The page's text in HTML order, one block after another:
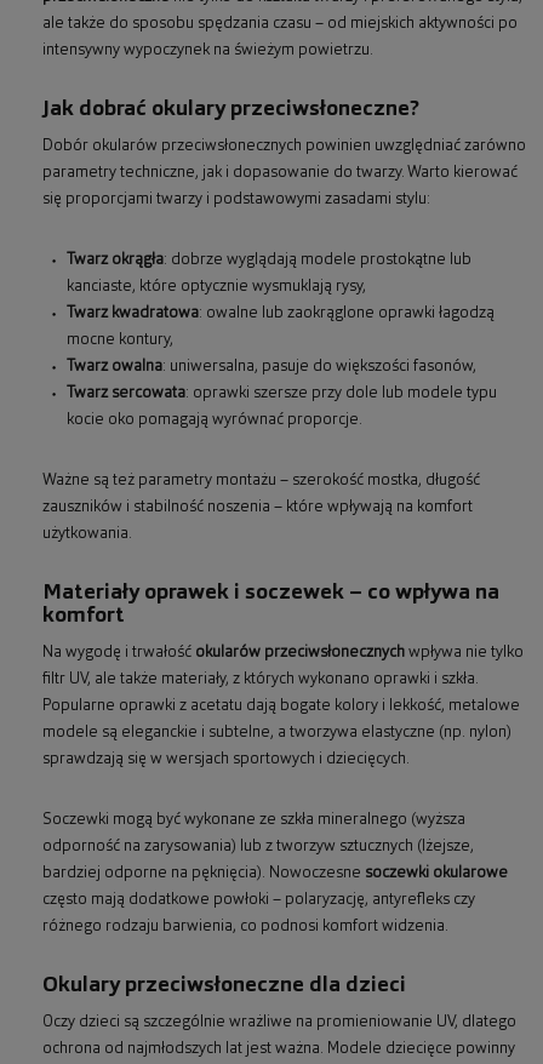
ale także do sposobu spędzania czasu – od miejskich aktywności po
intensywny wypoczynek na świeżym powietrzu.
Jak dobrać okulary przeciwsłoneczne?
Dobór okularów przeciwsłonecznych powinien uwzględniać zarówno
parametry techniczne, jak i dopasowanie do twarzy. Warto kierować
się proporcjami twarzy i podstawowymi zasadami stylu:
Twarz okrągła: dobrze wyglądają modele prostokątne lub
kanciaste, które optycznie wysmuklają rysy,
Twarz kwadratowa: owalne lub zaokrąglone oprawki łagodzą
mocne kontury,
Twarz owalna: uniwersalna, pasuje do większości fasonów,
Twarz sercowata: oprawki szersze przy dole lub modele typu
kocie oko pomagają wyrównać proporcje.
Ważne są też parametry montażu – szerokość mostka, długość
zauszników i stabilność noszenia – które wpływają na komfort
użytkowania.
Materiały oprawek i soczewek – co wpływa na
komfort
Na wygodę i trwałość okularów przeciwsłonecznych wpływa nie tylko
filtr UV, ale także materiały, z których wykonano oprawki i szkła.
Popularne oprawki z acetatu dają bogate kolory i lekkość, metalowe
modele są eleganckie i subtelne, a tworzywa elastyczne (np. nylon)
sprawdzają się w wersjach sportowych i dziecięcych.
Soczewki mogą być wykonane ze szkła mineralnego (wyższa
odporność na zarysowania) lub z tworzyw sztucznych (lżejsze,
bardziej odporne na pęknięcia). Nowoczesne soczewki okularowe
często mają dodatkowe powłoki – polaryzację, antyrefleks czy
różnego rodzaju barwienia, co podnosi komfort widzenia.
Okulary przeciwsłoneczne dla dzieci
Oczy dzieci są szczególnie wrażliwe na promieniowanie UV, dlatego
ochrona od najmłodszych lat jest ważna. Modele dziecięce powinny